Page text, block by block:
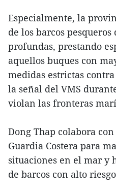
Especialmente, la
de los barcos
profundas, prestando
aquellos buques con
medidas estrictas
la señal del VMS
violan las fronteras
Dong Thap colabora
Guardia Costera para
situaciones en el mar y
de barcos con alto